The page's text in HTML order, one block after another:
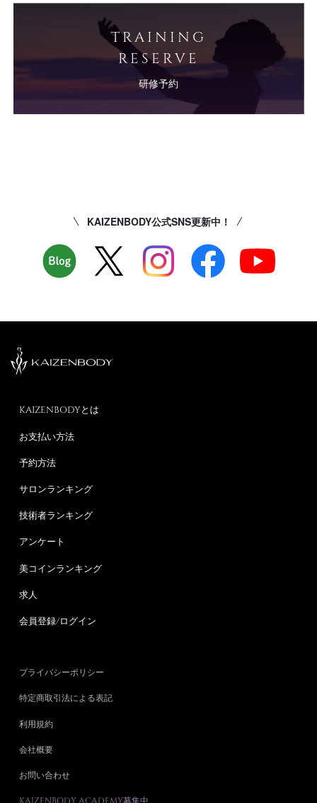
TRAINING
RESERVE
研修予約
KAIZENBODY公式SNS更新中！
KAIZENBODYとは
お支払い方法
予約方法
サロンランキング
技術者ランキング
アンケート
美コインランキング
求人
会員登録/ログイン
プライバシーポリシー
特定商取引法による表記
利用規約
会社概要
お問い合わせ
KAIZENBODY ACADEMY募集中